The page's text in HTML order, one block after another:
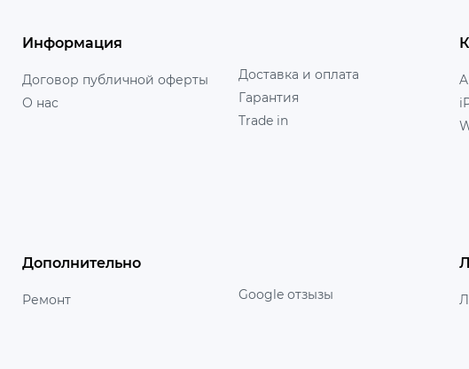
Информация
Договор публичной оферты
О нас
Доставка и оплата
Гарантия
Trade in
Дополнительно
Ремонт Google отзызы